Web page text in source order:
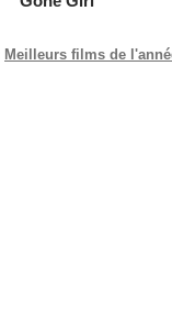
Meilleurs films de